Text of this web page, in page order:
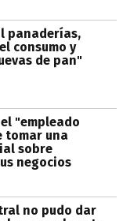
panaderías,
consumo y
de pan"
"empleado
tomar una
sobre
negocios
no pudo dar